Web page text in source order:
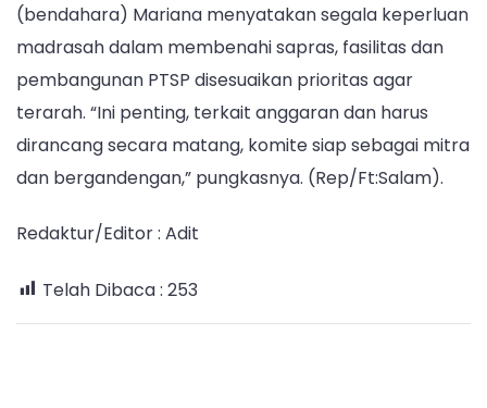
(bendahara) Mariana menyatakan segala keperluan
madrasah dalam membenahi sapras, fasilitas dan
pembangunan PTSP disesuaikan prioritas agar
terarah. “Ini penting, terkait anggaran dan harus
dirancang secara matang, komite siap sebagai mitra
dan bergandengan,” pungkasnya. (Rep/Ft:Salam).
Redaktur/Editor : Adit
Telah Dibaca : 253